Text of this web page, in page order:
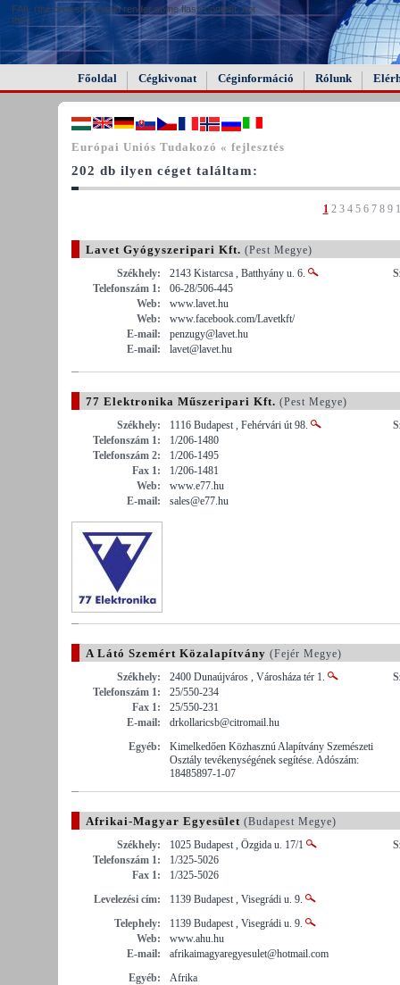
FAIL (the browser should render some flash content, not
this).
Főoldal Cégkivonat Céginformáció Rólunk
Európai Uniós Tudakozó « fejlesztés
202 db ilyen céget találtam:
1 2 3 4 5 6 7 8 9
Lavet Gyógyszeripari Kft. (Pest Megye)
Székhely:
2143 Kistarcsa , Batthyány u. 6.
Telefonszám 1:
06-28/506-445
Web:
www.lavet.hu
Web:
www.facebook.com/Lavetkft/
E-mail:
penzugy@lavet.hu
E-mail:
lavet@lavet.hu
77 Elektronika Műszeripari Kft. (Pest Megye)
Székhely:
1116 Budapest , Fehérvári út 98.
Telefonszám 1:
1/206-1480
Telefonszám 2:
1/206-1495
Fax 1:
1/206-1481
Web:
www.e77.hu
E-mail:
sales@e77.hu
A Látó Szemért Közalapítvány (Fejér Megye)
Székhely:
2400 Dunaújváros , Városháza tér 1.
Telefonszám 1:
25/550-234
Fax 1:
25/550-231
E-mail:
drkollaricsb@citromail.hu
Egyéb:
Kimelkedően Közhasznú Alapítvány Szemészeti
Osztály tevékenységének segítése. Adószám:
18485897-1-07
Afrikai-Magyar Egyesület (Budapest Megye)
Székhely:
1025 Budapest , Özgida u. 17/1
Telefonszám 1:
1/325-5026
Fax 1:
1/325-5026
Levelezési cím:
1139 Budapest , Visegrádi u. 9.
Telephely:
1139 Budapest , Visegrádi u. 9.
Web:
www.ahu.hu
E-mail:
afrikaimagyaregyesulet@hotmail.com
Egyéb:
Afrika